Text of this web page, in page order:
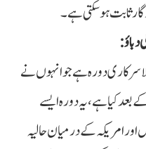
ثابت ہوسکتی ہے۔
دباؤ:
سرکاری دورہ ہے جو انہوں نے
بعد کیا ہے، یہ دورہ ایسے
امریکہ کے درمیان حالیہ